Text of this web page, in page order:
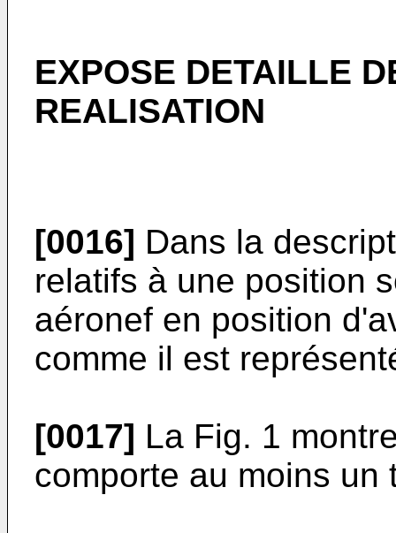
EXPOSE DETAILLE
REALISATION
[0016] Dans la
relatifs à une position
aéronef en position
comme il est
[0017] La Fig. 1
comporte au moins un